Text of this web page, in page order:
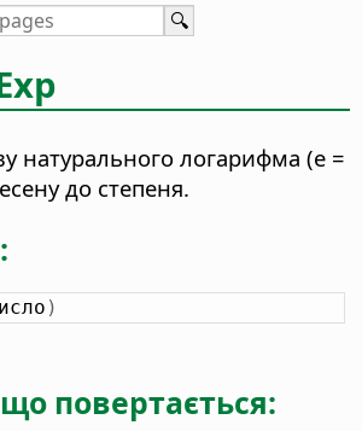
натурального логарифма (e =
до степеня.
)
повертається: